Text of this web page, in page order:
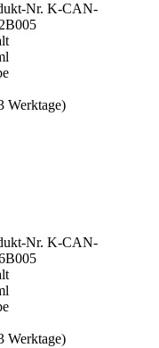
Nr. K-CAN-
Werktage)
Nr. K-CAN-
Werktage)